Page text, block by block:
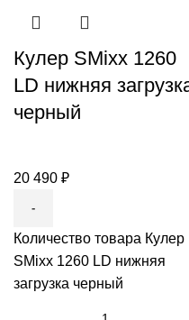
Кулер SMixx 1260
LD нижняя
черный
20 490 ₽
Количество товара Кулер
SMixx 1260 LD нижняя
загрузка черный